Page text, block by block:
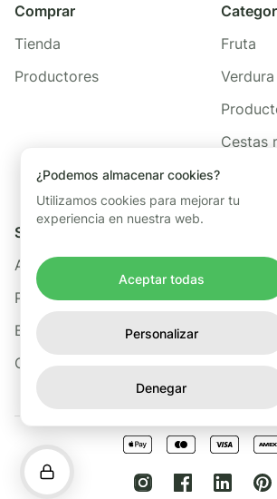
Comprar
Tienda
Productores
Fruta
Verdura
Cestas
Sobre nosotros
Acerca de Freshis
Preguntas frecuentes
Blog
Contacto
¿Podemos almacenar cookies?
Utilizamos cookies para mejorar tu
experiencia en nuestra web.
Aceptar todas
Personalizar
Denegar